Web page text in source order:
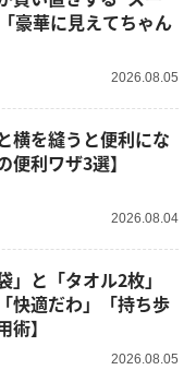
豪華に見えてちゃん
2026.08.05
横を縫うと便利にな
便利ワザ3選】
2026.08.04
」と「タオル2枚」
快適だわ」「持ち歩
】
2026.08.05